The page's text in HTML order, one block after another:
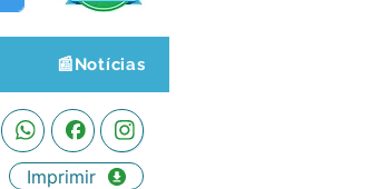
📰Notícias
Imprimir